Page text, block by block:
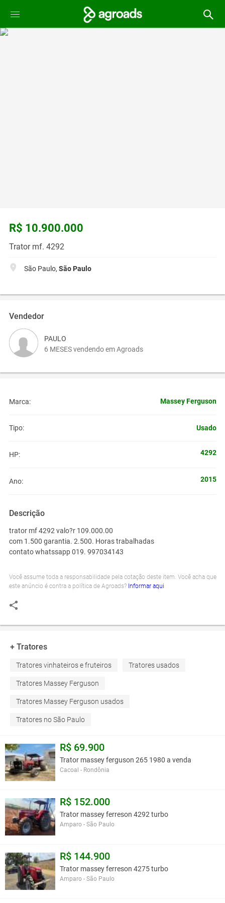
R$ 10.900.000
Trator mf. 4292
São Paulo, São Paulo
Vendedor
PAULO
6 MESES vendendo em Agroads
Marca: Massey Ferguson
Tipo: Usado
HP: 4292
Ano: 2015
Descrição
trator mf 4292 valo?r 109.000.00
com 1.500 garantia. 2.500. Horas trabalhadas
contato whatssapp 019. 997034143
Você assume toda a responsabilidade pela cotação deste item. Você acha que
este anúncio é contra a política de Agroads? Informar aqui
+ Tratores
Tratores vinhateiros e fruteiros Tratores usados
Tratores Massey Ferguson
Tratores Massey Ferguson usados
Tratores no São Paulo
R$ 69.900
Trator massey ferguson 265 1980 a venda
Cacoal - Rondônia
R$ 152.000
Trator massey ferreson 4292 turbo
Amparo - São Paulo
R$ 144.900
Trator massey ferreson 4275 turbo
Amparo - São Paulo